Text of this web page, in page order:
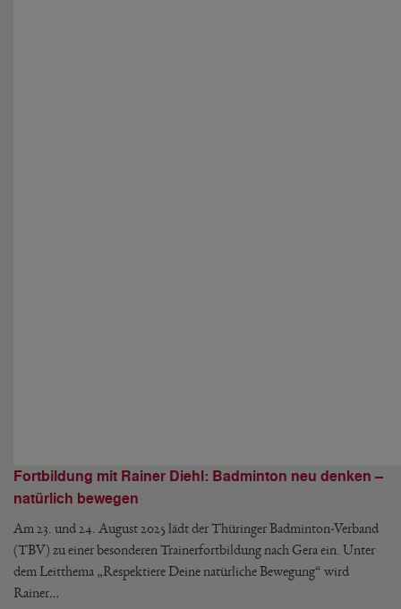
Fortbildung mit Rainer Diehl: Badminton neu denken –
natürlich bewegen
Am 23. und 24. August 2025 lädt der Thüringer Badminton-Verband
(TBV) zu einer besonderen Trainerfortbildung nach Gera ein. Unter
dem Leitthema „Respektiere Deine natürliche Bewegung“ wird
Rainer…